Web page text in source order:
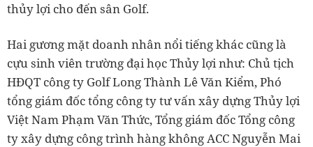
thủy lợi cho đến sân Golf.
Hai gương mặt doanh nhân nổi tiếng khác cũng là
cựu sinh viên trường đại học Thủy lợi như: Chủ tịch
HĐQT công ty Golf Long Thành Lê Văn Kiểm, Phó
tổng giám đốc tổng công ty tư vấn xây dựng Thủy lợi
Việt Nam Phạm Văn Thức, Tổng giám đốc Tổng công
ty xây dựng công trình hàng không ACC Nguyễn Mai